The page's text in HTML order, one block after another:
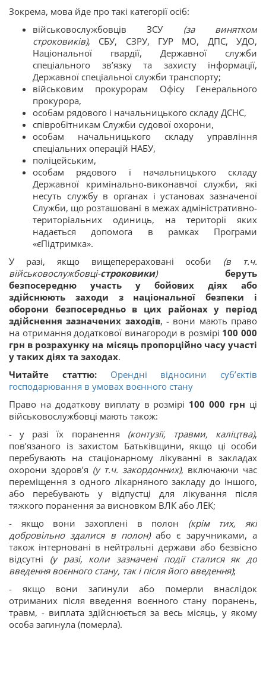
Зокрема, мова йде про такі категорії осіб:
військовослужбовців ЗСУ (за винятком
строковиків), СБУ, СЗРУ, ГУР МО, ДПС, УДО,
Національної гвардії, Державної служби
спеціального зв’язку та захисту інформації,
Державної спеціальної служби транспорту;
військовим прокурорам Офісу Генерального
прокурора,
особам рядового і начальницького складу ДСНС,
співробітникам Служби судової охорони,
особам начальницького складу управління
спеціальних операцій НАБУ,
поліцейським,
особам рядового і начальницького складу
Державної кримінально-виконавчої служби, які
несуть службу в органах і установах зазначеної
Служби, що розташовані в межах адміністративно-
територіальних одиниць, на території яких
надається допомога в рамках Програми
«єПідтримка».
У разі, якщо вищеперераховані особи (в т.ч.
військовослужбовці-строковики)
беруть
безпосередню участь у бойових діях або
здійснюють заходи з національної безпеки і
оборони безпосередньо в цих районах у період
здійснення зазначених заходів, - вони мають право
на отримання додаткової винагороди в розмірі 100 000
грн в розрахунку на місяць пропорційно часу участі
у таких діях та заходах.
Читайте статтю:
Орендні відносини суб’єктів
господарювання в умовах воєнного стану
Право на додаткову виплату в розмірі 100 000 грн ці
військовослужбовці мають також:
- у разі їх поранення (контузії, травми, каліцтва),
пов’язаного із захистом Батьківщини, якщо ці особи
перебувають на стаціонарному лікуванні в закладах
охорони здоров’я (у т.ч. закордонних), включаючи час
переміщення з одного лікарняного закладу до іншого,
або перебувають у відпустці для лікування після
тяжкого поранення за висновком ВЛК або ЛЕК;
- якщо вони захоплені в полон (крім тих, які
добровільно здалися в полон)або є заручниками, а
також інтерновані в нейтральні держави або безвісно
відсутні (у разі, коли зазначені події сталися як до
введення воєнного стану, так і після його введення);
- якщо вони загинули або померли внаслідок
отриманих після введення воєнного стану поранень,
травм, - виплата здійснюється за весь місяць, у якому
особа загинула (померла).